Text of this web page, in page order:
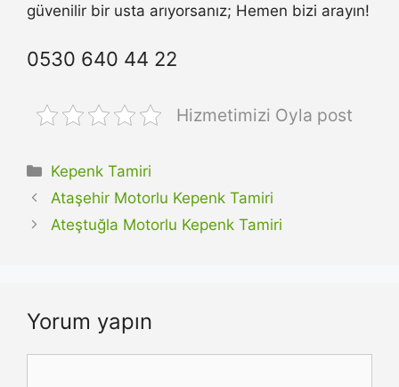
güvenilir bir usta arıyorsanız; Hemen bizi arayın!
0530 640 44 22
Hizmetimizi Oyla post
Kategoriler
Kepenk Tamiri
Ataşehir Motorlu Kepenk Tamiri
Ateştuğla Motorlu Kepenk Tamiri
Yorum yapın